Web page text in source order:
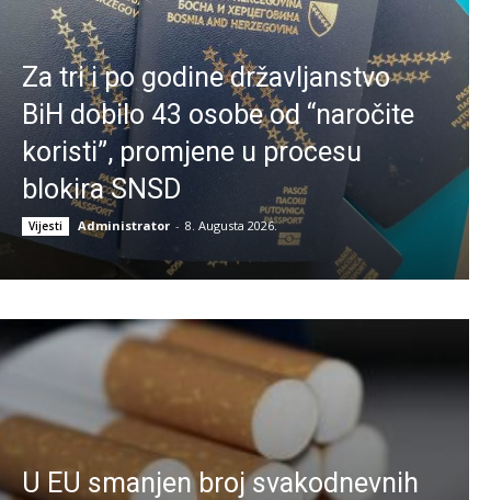
Za tri i po godine državljanstvo
BiH dobilo 43 osobe od “naročite
koristi”, promjene u procesu
blokira SNSD
Vijesti Administrator - 8. Augusta 2026.
U EU smanjen broj svakodnevnih